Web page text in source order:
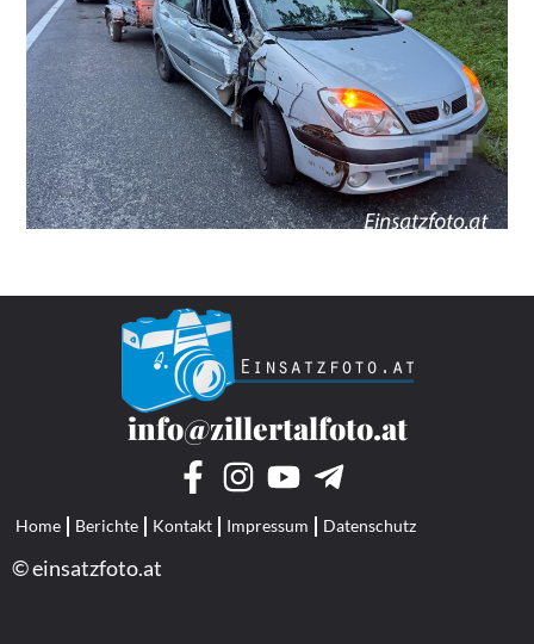
info@zillertalfoto.at
Home Berichte Kontakt Impressum Datenschutz
© einsatzfoto.at